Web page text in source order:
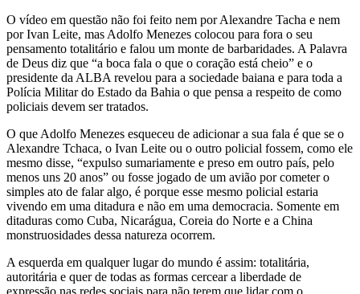
O vídeo em questão não foi feito nem por Alexandre Tacha e nem
por Ivan Leite, mas Adolfo Menezes colocou para fora o seu
pensamento totalitário e falou um monte de barbaridades. A Palavra
de Deus diz que “a boca fala o que o coração está cheio” e o
presidente da ALBA revelou para a sociedade baiana e para toda a
Polícia Militar do Estado da Bahia o que pensa a respeito de como
policiais devem ser tratados.
O que Adolfo Menezes esqueceu de adicionar a sua fala é que se o
Alexandre Tchaca, o Ivan Leite ou o outro policial fossem, como ele
mesmo disse, “expulso sumariamente e preso em outro país, pelo
menos uns 20 anos” ou fosse jogado de um avião por cometer o
simples ato de falar algo, é porque esse mesmo policial estaria
vivendo em uma ditadura e não em uma democracia. Somente em
ditaduras como Cuba, Nicarágua, Coreia do Norte e a China
monstruosidades dessa natureza ocorrem.
A esquerda em qualquer lugar do mundo é assim: totalitária,
autoritária e quer de todas as formas cercear a liberdade de
expressão nas redes sociais para não terem que lidar com o